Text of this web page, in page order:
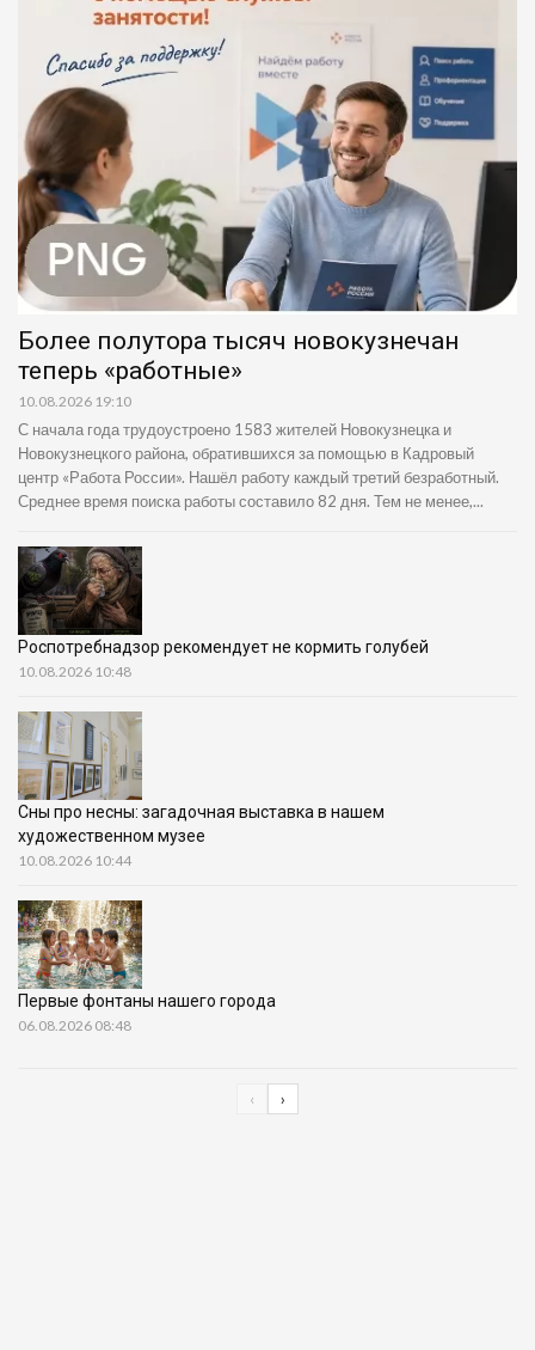
Более полутора тысяч новокузнечан
теперь «работные»
10.08.2026 19:10
С начала года трудоустроено 1583 жителей Новокузнецка и
Новокузнецкого района, обратившихся за помощью в Кадровый
центр «Работа России». Нашёл работу каждый третий безработный.
Среднее время поиска работы составило 82 дня. Тем не менее,...
Роспотребнадзор рекомендует не кормить голубей
10.08.2026 10:48
Сны про несны: загадочная выставка в нашем
художественном музее
10.08.2026 10:44
Первые фонтаны нашего города
06.08.2026 08:48
‹ ›